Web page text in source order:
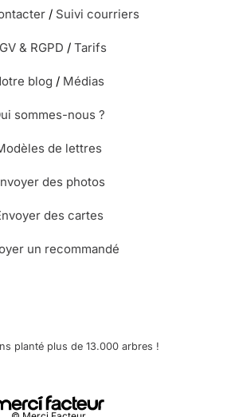
/ Suivi courriers
& RGPD / Tarifs
blog / Médias
sommes-nous ?
de lettres
des photos
des cartes
un recommandé
planté plus de 13.000 arbres !